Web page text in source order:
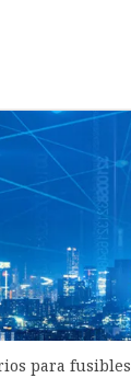
para fusibles